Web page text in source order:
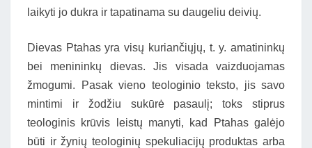
laikyti jo dukra ir tapatinama su daugeliu deivių.
Dievas Ptahas yra visų kuriančiųjų, t. y. amatininkų
bei menininkų dievas. Jis visada vaizduojamas
žmogumi. Pasak vieno teologinio teksto, jis savo
mintimi ir žodžiu sukūrė pasaulį; toks stiprus
teologinis krūvis leistų manyti, kad Ptahas galėjo
būti ir žynių teologinių spekuliacijų produktas arba